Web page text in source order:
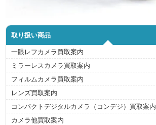
取り扱い商品
一眼レフカメラ買取案内
ミラーレスカメラ買取案内
フィルムカメラ買取案内
レンズ買取案内
コンパクトデジタルカメラ（コンデジ）買取案内
カメラ他買取案内